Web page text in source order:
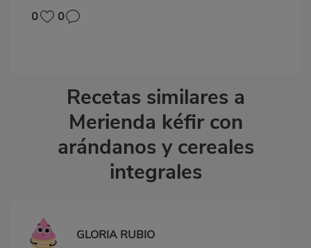
0 0
Recetas similares a
Merienda kéfir con
arándanos y cereales
integrales
GLORIA RUBIO